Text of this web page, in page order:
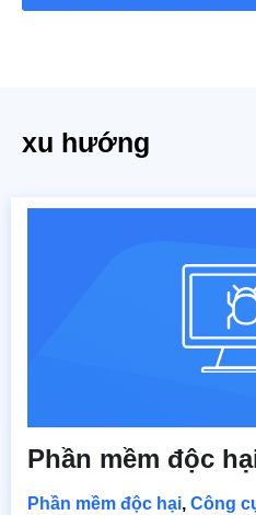
xu hướng
Phần mềm độc
Phần mềm độc hại, Công